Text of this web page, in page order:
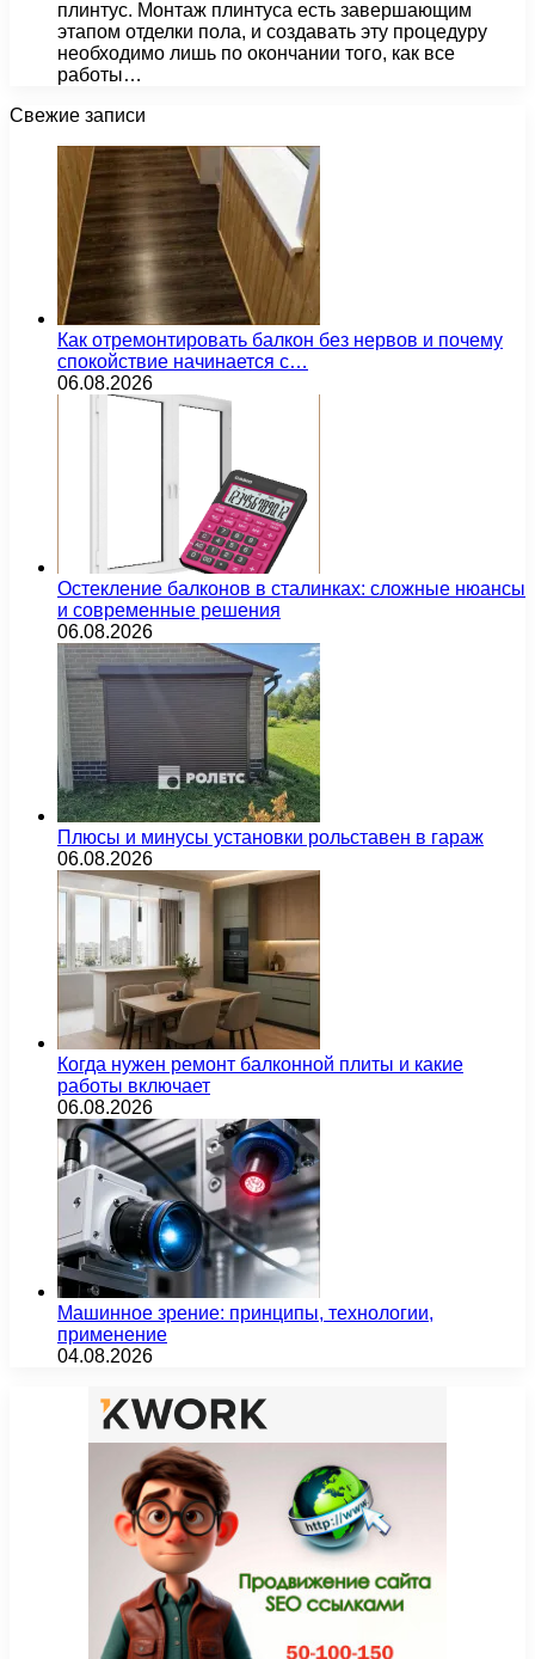
плинтус. Монтаж плинтуса есть завершающим
этапом отделки пола, и создавать эту процедуру
необходимо лишь по окончании того, как все
работы…
Свежие записи
Как отремонтировать балкон без нервов и почему
спокойствие начинается с…
06.08.2026
Остекление балконов в сталинках: сложные нюансы
и современные решения
06.08.2026
Плюсы и минусы установки рольставен в гараж
06.08.2026
Когда нужен ремонт балконной плиты и какие
работы включает
06.08.2026
Машинное зрение: принципы, технологии,
применение
04.08.2026